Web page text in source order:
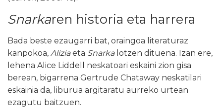
Snarkaren historia eta harrera
Bada beste ezaugarri bat, oraingoa literaturaz
kanpokoa, Aliziaeta Snarkalotzen dituena. Izan ere,
lehena Alice Liddell neskatoari eskaini zion gisa
berean, bigarrena Gertrude Chataway neskatilari
eskainia da, liburua argitaratu aurreko urtean
ezagutu baitzuen.